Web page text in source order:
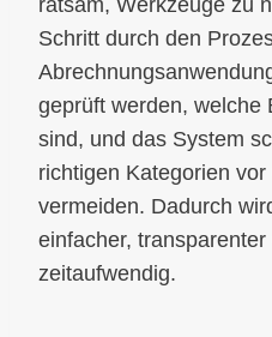
Schritt durch den
geprüft werden, welche
sind, und das System
richtigen Kategorien
vermeiden. Dadurch
einfacher,
zeitaufwendig.